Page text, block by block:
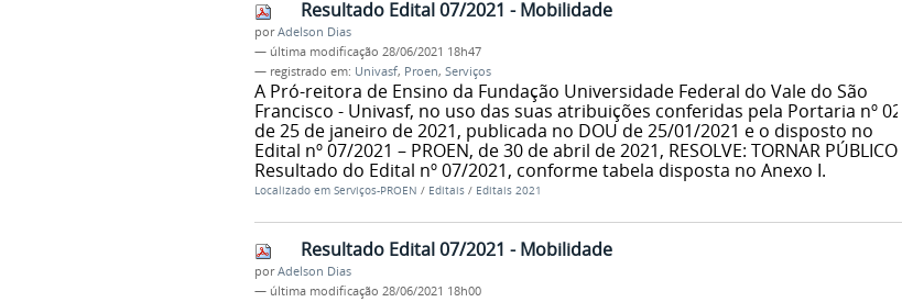
Resultado Edital 07/2021 - Mobilidade
porAdelson Dias
— última modificação 28/06/2021 18h47
— registrado em: Univasf, Proen, Serviços
A Pró-reitora de Ensino da Fundação Universidade Federal do Vale do São
Francisco - Univasf, no uso das suas atribuições conferidas pela Portaria nº 024
de 25 de janeiro de 2021, publicada no DOU de 25/01/2021 e o disposto no
Edital nº 07/2021 – PROEN, de 30 de abril de 2021, RESOLVE: TORNAR PÚBLICO o
Resultado do Edital nº 07/2021, conforme tabela disposta no Anexo I.
Localizado em Serviços-PROEN / Editais / Editais 2021
Resultado Edital 07/2021 - Mobilidade
porAdelson Dias
— última modificação 28/06/2021 18h00